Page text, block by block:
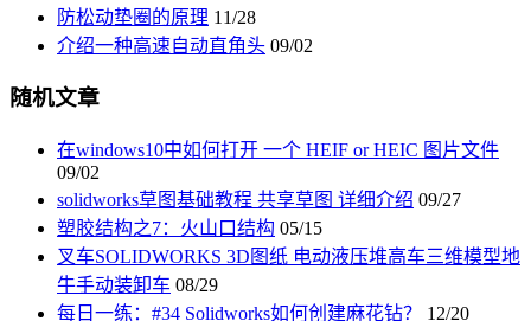
防松动垫圈的原理 11/28
介绍一种高速自动直角头 09/02
随机文章
在windows10中如何打开 一个 HEIF or HEIC 图片文件
09/02
solidworks草图基础教程 共享草图 详细介绍 09/27
塑胶结构之7：火山口结构 05/15
叉车SOLIDWORKS 3D图纸 电动液压堆高车三维模型地
牛手动装卸车 08/29
每日一练：#34 Solidworks如何创建麻花钻？
12/20